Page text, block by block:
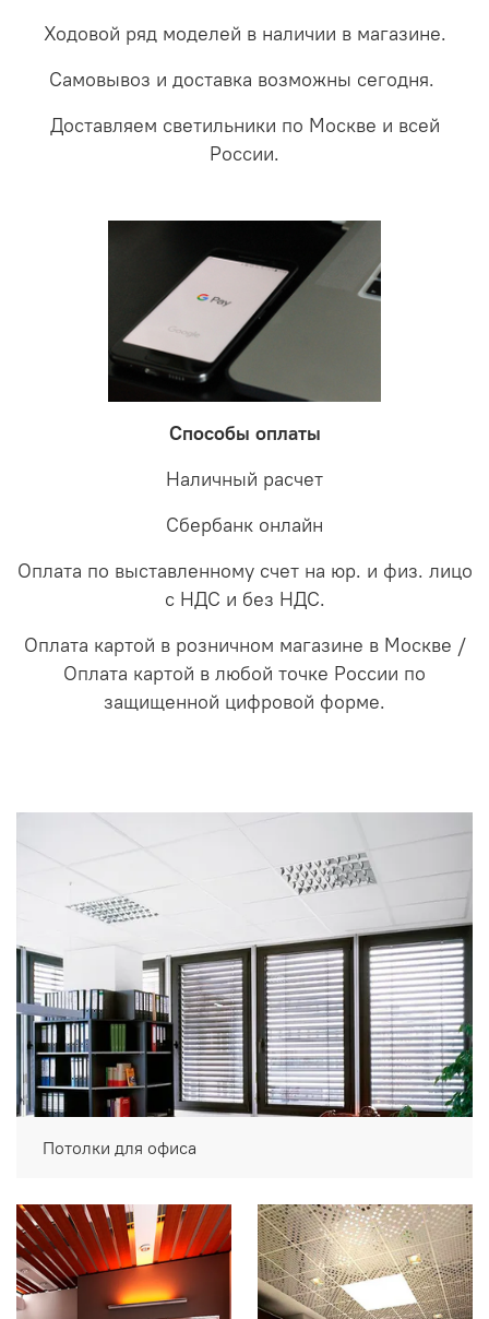
Ходовой ряд моделей в наличии в магазине.
Самовывоз и доставка возможны сегодня.
Доставляем светильники по Москве и всей
России.
Способы оплаты
Наличный расчет
Сбербанк онлайн
Оплата по выставленному счет на юр. и физ. лицо
с НДС и без НДС.
Оплата картой в розничном магазине в Москве /
Оплата картой в любой точке России по
защищенной цифровой форме.
Потолки для офиса